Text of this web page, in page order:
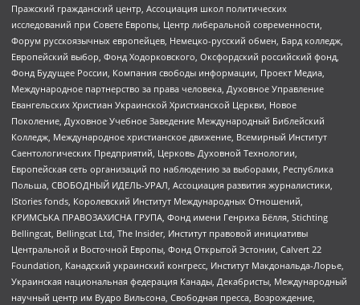
Пражский гражданский центр, Ассоциация школ политических
исследований при Совете Европы, Центр либеральной современности,
Форум русскоязычных европейцев, Немецко-русский обмен, Бард колледж,
Европейский выбор, Фонд Ходорковского, Оксфордский российский фонд,
Фонд Будущее России, Компания свободы информации, Проект Медиа,
Международное партнерство за права человека, Духовное Управление
Евангельских Христиан Украинской Христианской Церкви, Новое
Поколение, Духовное Учебное Заведение Международный Библейский
Колледж, Международное христианское движение, Всемирный Институт
Саентологических Предприятий, Церковь Духовной Технологии,
Европейская сеть организаций по наблюдению за выборами, Республика
Польша, СВОБОДНЫЙ ИДЕЛЬ-УРАЛ, Ассоциация развития журналистики,
IStories fonds, Королевский Институт Международных Отношений,
КРИМСЬКА ПРАВОЗАХИСНА ГРУПА, Фонд имени Генриха Бёлля, Stichting
Bellingcat, Bellingcat Ltd, The Insider, Институт правовой инициативы
Центральной и Восточной Европы, Фонд Открытой Эстонии, Calvert 22
Foundation, Канадский украинский конгресс, Институт Макдональда-Лорье,
Украинская национальная федерация Канады, Декабристы, Международный
научный центр им Вудро Вильсона, Свободная пресса, Возрождение,